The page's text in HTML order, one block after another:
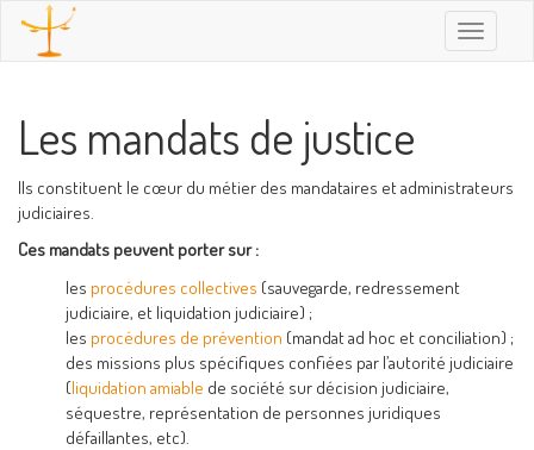
Toggle
Les mandats de justice
Ils constituent le cœur du métier des mandataires et administrateurs
judiciaires.
Ces mandats peuvent porter sur :
les procédures collectives (sauvegarde, redressement
judiciaire, et liquidation judiciaire) ;
les procédures de prévention (mandat ad hoc et conciliation) ;
des missions plus spécifiques confiées par l’autorité judiciaire
(liquidation amiable de société sur décision judiciaire,
séquestre, représentation de personnes juridiques
défaillantes, etc).